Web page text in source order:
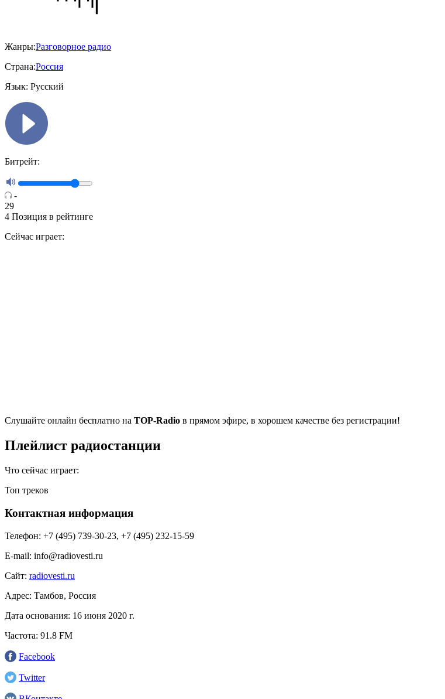
Жанры:Разговорное радио
Страна:Россия
Язык: Русский
Битрейт:
-
29
4 Позиция в рейтинге
Сейчас играет:
Cлушайте онлайн бесплатно на TOP-Radio в прямом эфире, в хорошем качестве без регистрации!
Плейлист радиостанции
Что сейчас играет:
Топ треков
Контактная информация
Телефон: +7 (495) 739-30-23, +7 (495) 232-15-59
E-mail: info@radiovesti.ru
Сайт: radiovesti.ru
Адрес: Тамбов, Россия
Дата основания: 16 июня 2020 г.
Частота: 91.8 FM
Facebook
Twitter